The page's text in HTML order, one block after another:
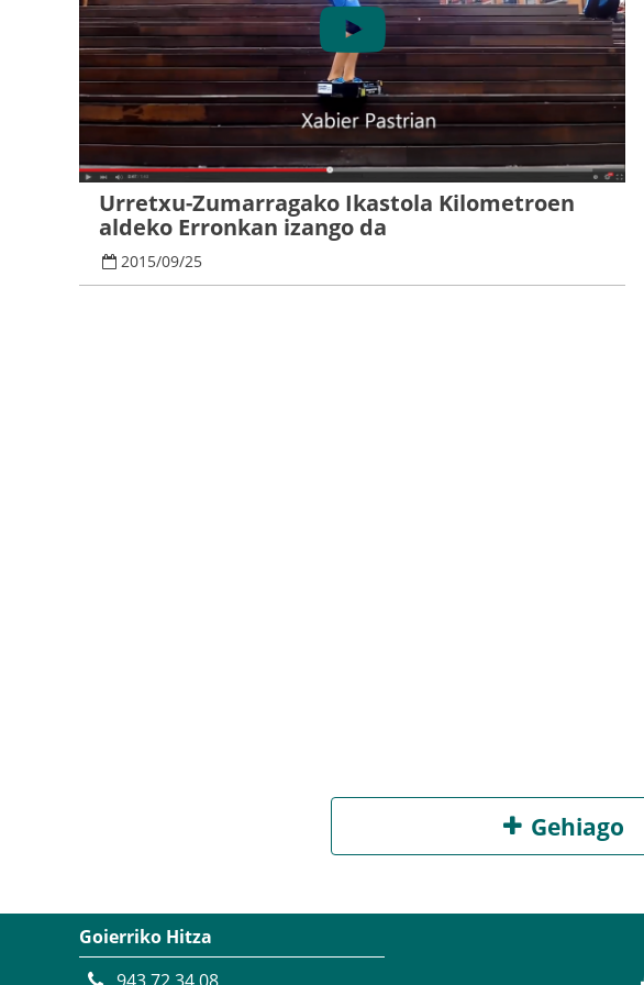
Urretxu-Zumarragako Ikastola Kilometroen
aldeko Erronkan izango da
2015/09/25
Gehiago
Goierriko Hitza